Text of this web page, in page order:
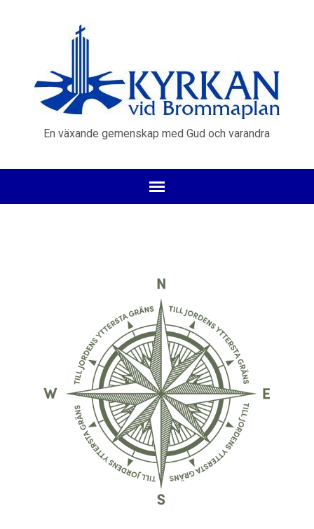
En växande gemenskap med Gud och varandra